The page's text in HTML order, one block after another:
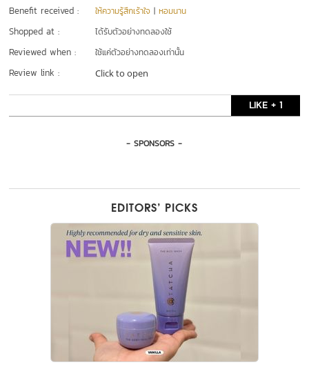
Benefit received : ให้ความรู้สึกเร้าใจ |หอมนาน
Shopped at : ได้รับตัวอย่างทดลองใช้
Reviewed when : ใช้แค่ตัวอย่างทดลองเท่านั้น
Review link : Click to open
LIKE + 1
- SPONSORS -
EDITORS’ PICKS